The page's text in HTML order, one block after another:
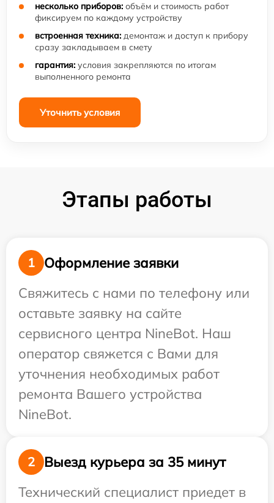
несколько приборов: объём и стоимость работ
фиксируем по каждому устройству
встроенная техника: демонтаж и доступ к прибору
сразу закладываем в смету
гарантия: условия закрепляются по итогам
выполненного ремонта
Уточнить условия
Этапы работы
1
Оформление заявки
Свяжитесь с нами по телефону или
оставьте заявку на сайте
сервисного центра NineBot. Наш
оператор свяжется с Вами для
уточнения необходимых работ
ремонта Вашего устройства
NineBot.
2
Выезд курьера за 35 минут
Технический специалист приедет в